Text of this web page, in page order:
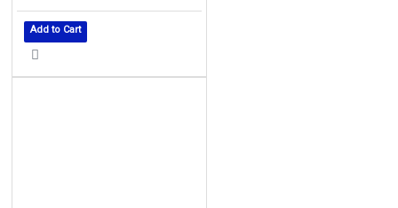
Add to Cart